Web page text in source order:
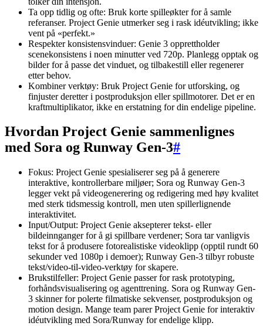
Ta opp tidlig og ofte: Bruk korte spilleøkter for å samle
referanser. Project Genie utmerker seg i rask idéutvikling; ikke
vent på «perfekt.»
Respekter konsistensvinduer: Genie 3 opprettholder
scenekonsistens i noen minutter ved 720p. Planlegg opptak og
bilder for å passe det vinduet, og tilbakestill eller regenerer
etter behov.
Kombiner verktøy: Bruk Project Genie for utforsking, og
finjuster deretter i postproduksjon eller spillmotorer. Det er en
kraftmultiplikator, ikke en erstatning for din endelige pipeline.
Hvordan Project Genie sammenlignes
med Sora og Runway Gen-3#
Fokus: Project Genie spesialiserer seg på å generere
interaktive, kontrollerbare miljøer; Sora og Runway Gen-3
legger vekt på videogenerering og redigering med høy kvalitet
med sterk tidsmessig kontroll, men uten spillerlignende
interaktivitet.
Input/Output: Project Genie aksepterer tekst- eller
bildeinnganger for å gi spillbare verdener; Sora tar vanligvis
tekst for å produsere fotorealistiske videoklipp (opptil rundt 60
sekunder ved 1080p i demoer); Runway Gen-3 tilbyr robuste
tekst/video-til-video-verktøy for skapere.
Brukstilfeller: Project Genie passer for rask prototyping,
forhåndsvisualisering og agenttrening. Sora og Runway Gen-
3 skinner for polerte filmatiske sekvenser, postproduksjon og
motion design. Mange team parer Project Genie for interaktiv
idéutvikling med Sora/Runway for endelige klipp.